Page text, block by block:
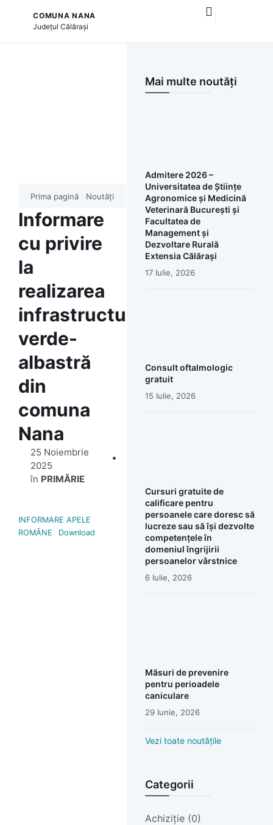
COMUNA NANA
JudețulCălărași
Prima pagină Noutăți
Informare
cu privire
la
realizarea
infrastructurii
verde-
albastră
din
comuna
Nana
25 Noiembrie
2025
în PRIMĂRIE
INFORMARE APELE
ROMÂNE
Download
Mai multe noutăți
Admitere 2026 –
Universitatea de Științe
Agronomice și Medicină
Veterinară București și
Facultatea de
Management și
Dezvoltare Rurală
Extensia Călărași
17 Iulie, 2026
Consult oftalmologic
gratuit
15 Iulie, 2026
Cursuri gratuite de
calificare pentru
persoanele care doresc să
lucreze sau să își dezvolte
competențele în
domeniul îngrijirii
persoanelor vârstnice
6 Iulie, 2026
Măsuri de prevenire
pentru perioadele
caniculare
29 Iunie, 2026
Vezi toate noutățile
Categorii
Achiziție (0)